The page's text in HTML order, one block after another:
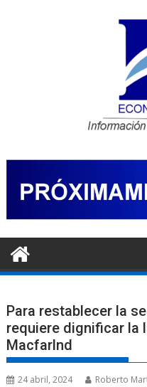
Para restablecer la
requiere dignificar la
Macfarlnd
24 abril, 2024 Roberto